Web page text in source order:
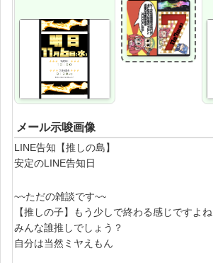
メール示唆画像
LINE告知【推しの島】
安定のLINE告知日
~~ただの雑談です~~
【推しの子】もう少しで終わる感じですよね
みんな誰推しでしょう？
自分は当然ミヤえもん